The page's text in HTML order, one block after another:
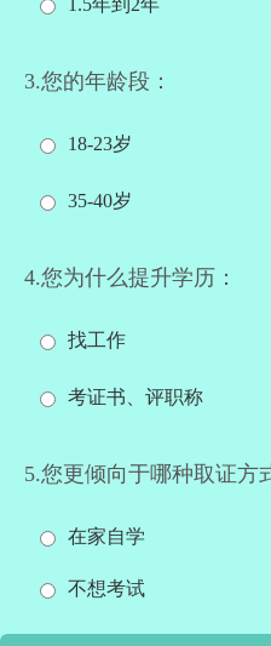
1.5年到2年
3.您的年龄段：
18-23岁
35-40岁
4.您为什么提升学历：
找工作
考证书、评职称
5.您更倾向于哪种取证方
在家自学
不想考试